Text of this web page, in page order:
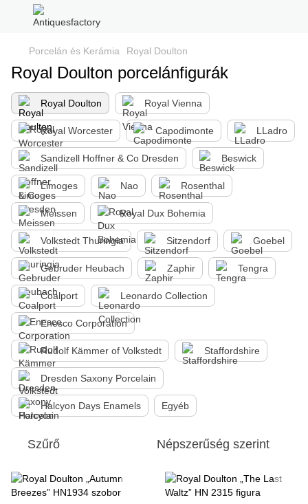
Porcelán és Kerámia Royal Doulton
Royal Doulton porcelánfigurák
Royal Doulton Royal Vienna
Royal Worcester Capodimonte LLadro
Sandizell Hoffner & Co Dresden Beswick
Limoges Nao Rosenthal
Meissen Royal Dux Bohemia
Volkstedt Thuringia Sitzendorf Goebel
Gebruder Heubach Zaphir Tengra
Coalport Leonardo Collection
Enesco Corporation
Rudolf Kämmer of Volkstedt Staffordshire
Dresden Saxony Porcelain
Halcyon Days Enamels Egyéb
Szűrő Népszerűség szerint